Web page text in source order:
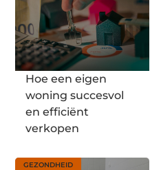
Hoe een eigen
woning succesvol
en efficiënt
verkopen
GEZONDHEID